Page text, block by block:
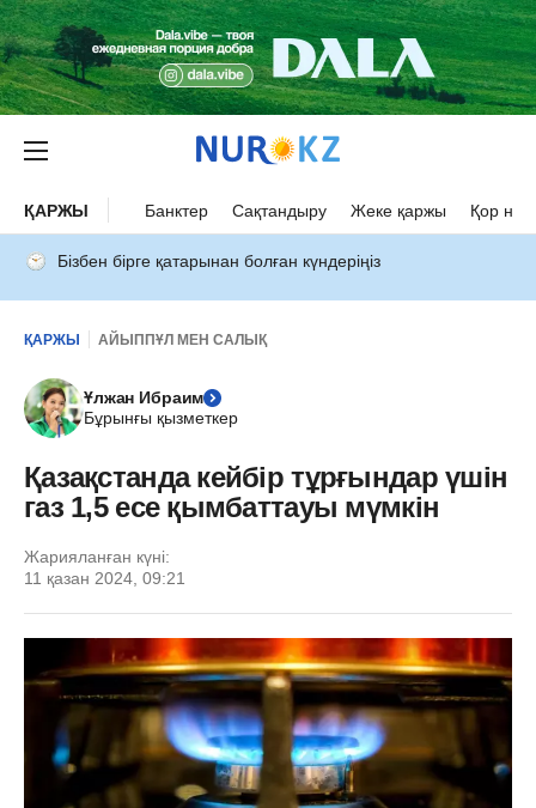
ҚАРЖЫ Банктер Сақтандыру Жеке қаржы Қор
Бізбен бірге қатарынан болған күндеріңіз
ҚАРЖЫ АЙЫППҰЛ МЕН САЛЫҚ
Ұлжан Ибраим
Бұрынғы қызметкер
Қазақстанда кейбір тұрғындар үшін
газ 1,5 есе қымбаттауы мүмкін
Жарияланған күні:
11 қазан 2024, 09:21